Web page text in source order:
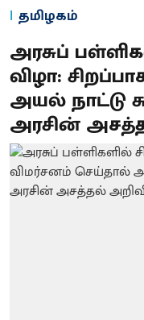
தமிழகம்
அரசுப்
விழா:
அயல் நாட்டு
அரசின்